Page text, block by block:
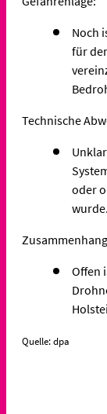
Noch
für
Technische
oder
wurde.
Offen
Quelle: dpa